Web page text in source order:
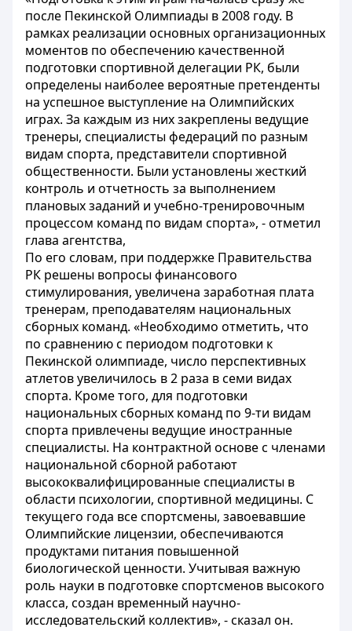
после Пекинской Олимпиады в 2008 году. В
рамках реализации основных организационных
моментов по обеспечению качественной
подготовки спортивной делегации РК, были
определены наиболее вероятные претенденты
на успешное выступление на Олимпийских
играх. За каждым из них закреплены ведущие
тренеры, специалисты федераций по разным
видам спорта, представители спортивной
общественности. Были установлены жесткий
контроль и отчетность за выполнением
плановых заданий и учебно-тренировочным
процессом команд по видам спорта», - отметил
глава агентства,
По его словам, при поддержке Правительства
РК решены вопросы финансового
стимулирования, увеличена заработная плата
тренерам, преподавателям национальных
сборных команд. «Необходимо отметить, что
по сравнению с периодом подготовки к
Пекинской олимпиаде, число перспективных
атлетов увеличилось в 2 раза в семи видах
спорта. Кроме того, для подготовки
национальных сборных команд по 9-ти видам
спорта привлечены ведущие иностранные
специалисты. На контрактной основе с членами
национальной сборной работают
высококвалифицированные специалисты в
области психологии, спортивной медицины. С
текущего года все спортсмены, завоевавшие
Олимпийские лицензии, обеспечиваются
продуктами питания повышенной
биологической ценности. Учитывая важную
роль науки в подготовке спортсменов высокого
класса, создан временный научно-
исследовательский коллектив», - сказал он.